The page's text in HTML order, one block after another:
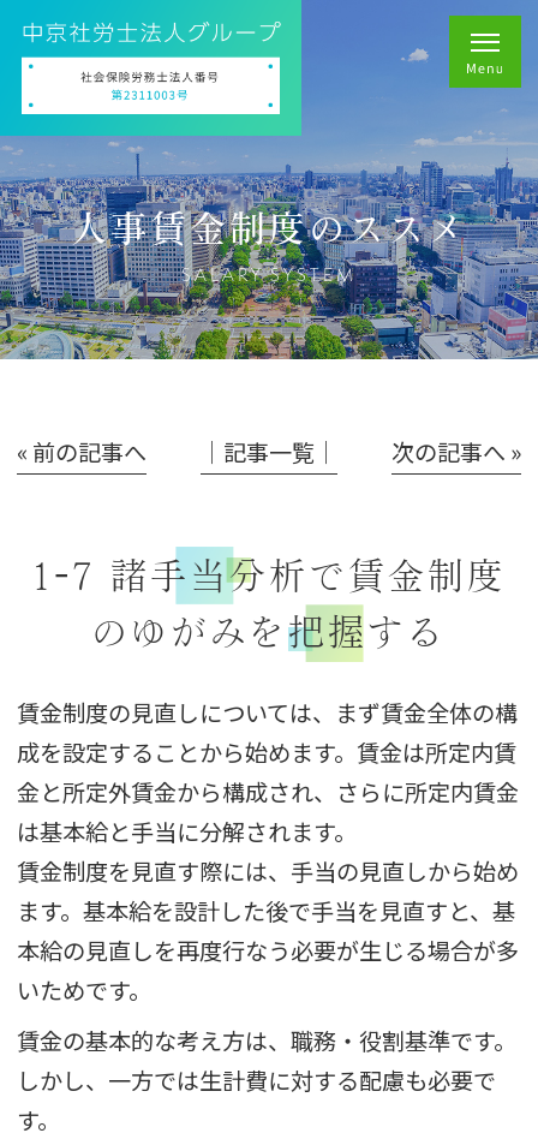
人事賃金制度のススメ
SALARY SYSTEM
« 前の記事へ │記事一覧│ 次の記事へ »
1-7 諸手当分析で賃金制度
のゆがみを把握する
賃金制度の見直しについては、まず賃金全体の構
成を設定することから始めます。賃金は所定内賃
金と所定外賃金から構成され、さらに所定内賃金
は基本給と手当に分解されます。
賃金制度を見直す際には、手当の見直しから始め
ます。基本給を設計した後で手当を見直すと、基
本給の見直しを再度行なう必要が生じる場合が多
いためです。
賃金の基本的な考え方は、職務・役割基準です。
しかし、一方では生計費に対する配慮も必要で
す。